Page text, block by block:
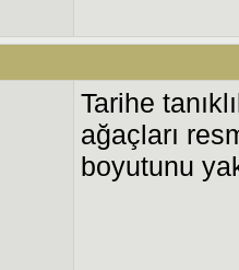
Tarihe
ağaçları
boyutunu